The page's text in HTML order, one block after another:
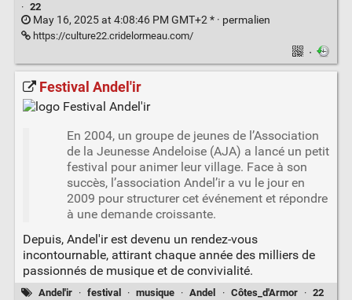
· 22
May 16, 2025 at 4:08:46 PM GMT+2 * · permalien
https://culture22.cridelormeau.com/
·
Festival Andel'ir
En 2004, un groupe de jeunes de l’Association
de la Jeunesse Andeloise (AJA) a lancé un petit
festival pour animer leur village. Face à son
succès, l’association Andel’ir a vu le jour en
2009 pour structurer cet événement et répondre
à une demande croissante.
Depuis, Andel'ir est devenu un rendez-vous
incontournable, attirant chaque année des milliers de
passionnés de musique et de convivialité.
Andel'ir · festival · musique · Andel · Côtes_d'Armor · 22